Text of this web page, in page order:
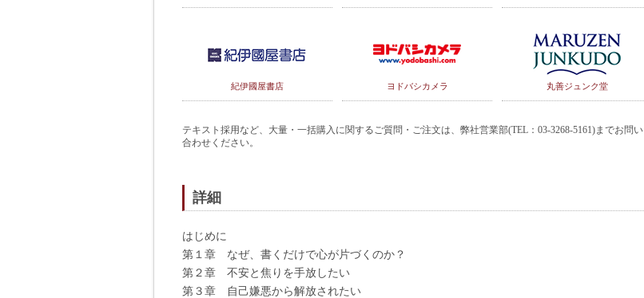
紀伊國屋書店 ヨドバシカメラ 丸善ジュンク堂
テキスト採用など、大量・一括購入に関するご質問・ご注文は、弊社営業部(TEL：03-3268-5161)までお問い
合わせください。
詳細
はじめに
第１章 なぜ、書くだけで心が片づくのか？
第２章 不安と焦りを手放したい
第３章 自己嫌悪から解放されたい